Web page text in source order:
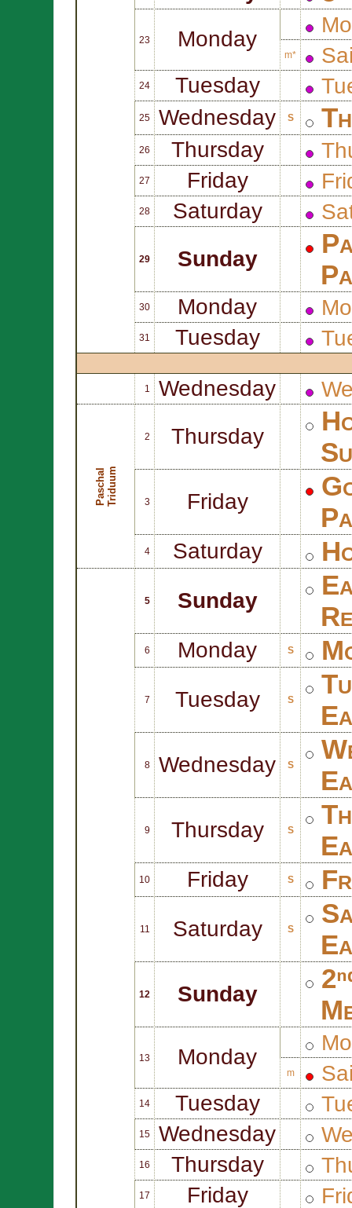
23 Monday
m*
24 Tuesday
25 Wednesday S
26 Thursday
27 Friday
28 Saturday
29 Sunday
30 Monday
31 Tuesday
1 Wednesday
P
a
s
c
h
a
l
T
r
i
d
u
um
2 Thursday
3 Friday
4 Saturday
5 Sunday
6 Monday S
7 Tuesday S
8 Wednesday S
9 Thursday S
10 Friday S
11 Saturday S
12 Sunday
13 Monday
m
14 Tuesday
15 Wednesday
16 Thursday
17 Friday